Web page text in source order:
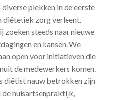
diverse plekken in de eerste
diëtetiek zorg verleent.
zoeken steeds naar nieuwe
en kansen. We
open voor initiatieven die
de medewerkers komen.
diëtist nauw betrokken zijn
de huisartsenpraktijk,